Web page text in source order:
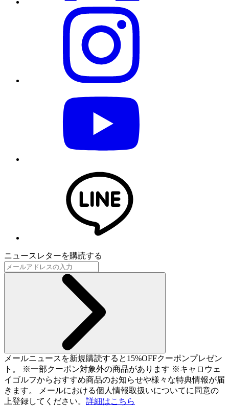
ニュースレターを購読する
メールニュースを新規購読すると15%OFFクーポンプレゼン
ト。 ※一部クーポン対象外の商品があります ※キャロウェ
イゴルフからおすすめ商品のお知らせや様々な特典情報が届
きます。 メールにおける個人情報取扱いについてに同意の
上登録してください。 詳細はこちら